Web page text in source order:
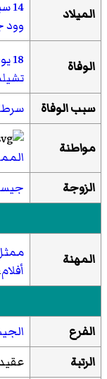
الميلاد 14 سبتمبر
وود
الوفاة 18 يوليو
سبب الوفاة
مواطنة
الزوجة
المهنة
أفلام
الفرع
الرتبة